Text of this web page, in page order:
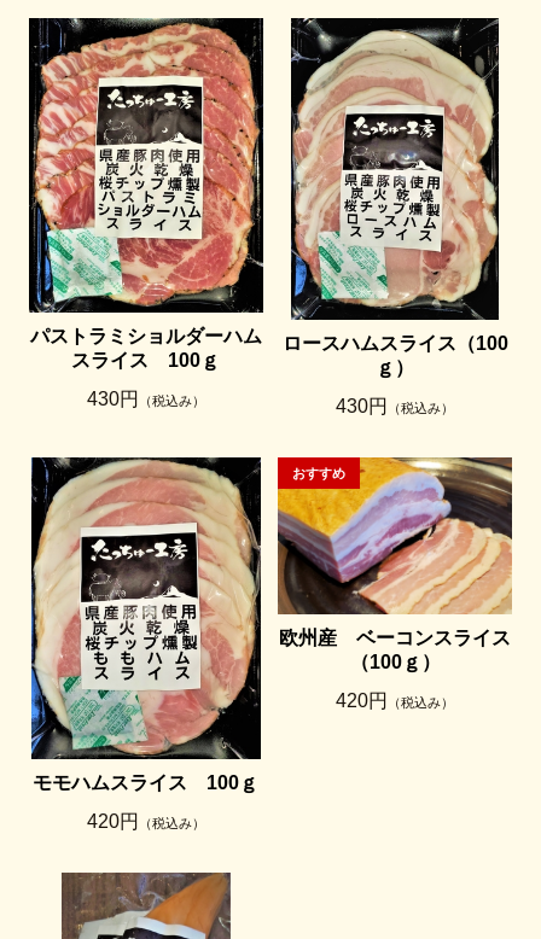
パストラミショルダーハム
スライス 100ｇ
430円
（税込み）
ロースハムスライス（100
ｇ）
430円
（税込み）
モモハムスライス 100ｇ
420円
（税込み）
欧州産 ベーコンスライス
（100ｇ）
420円
（税込み）